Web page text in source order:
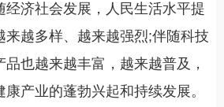
经济社会发展，人民生活水平提
来越多样、越来越强烈;伴随科技
也越来越丰富，越来越普及，
产业的蓬勃兴起和持续发展。